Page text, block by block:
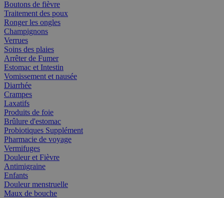
Boutons de fièvre
Traitement des poux
Ronger les ongles
Champignons
Verrues
Soins des plaies
Arrêter de Fumer
Estomac et Intestin
Vomissement et nausée
Diarrhée
Crampes
Laxatifs
Produits de foie
Brûlure d'estomac
Probiotiques Supplément
Pharmacie de voyage
Vermifuges
Douleur et Fièvre
Antimigraine
Enfants
Douleur menstruelle
Maux de bouche